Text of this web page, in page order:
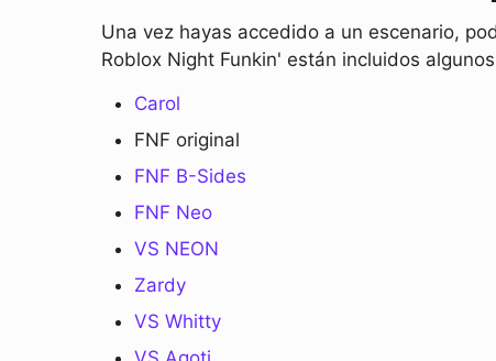
Una vez hayas accedido a un escenario,
Roblox Night Funkin' están incluidos
Carol
FNF original
FNF B-Sides
FNF Neo
VS NEON
Zardy
VS Whitty